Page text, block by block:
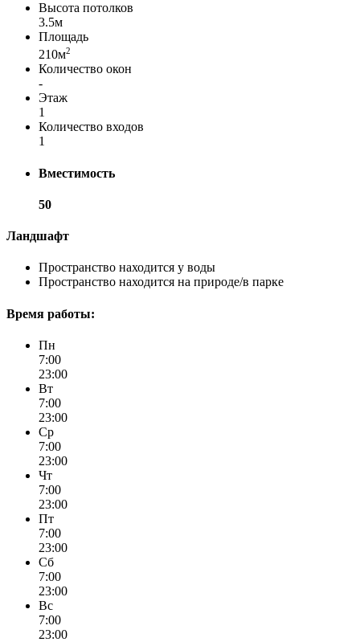
Высота потолков
3.5м
Площадь
210м2
Количество окон
-
Этаж
1
Количество входов
1
Вместимость
50
Ландшафт
Пространство находится у воды
Пространство находится на природе/в парке
Время работы:
Пн
7:00
23:00
Вт
7:00
23:00
Ср
7:00
23:00
Чт
7:00
23:00
Пт
7:00
23:00
Сб
7:00
23:00
Вс
7:00
23:00